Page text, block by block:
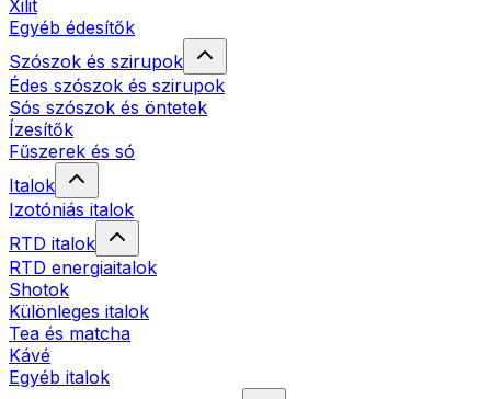
Xilit
Egyéb édesítők
Szószok és szirupok
Édes szószok és szirupok
Sós szószok és öntetek
Ízesítők
Fűszerek és só
Italok
Izotóniás italok
RTD italok
RTD energiaitalok
Shotok
Különleges italok
Tea és matcha
Kávé
Egyéb italok